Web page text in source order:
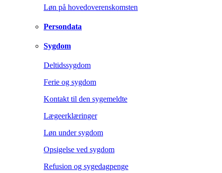
Løn på hovedoverenskomsten
Persondata
Sygdom
Deltidssygdom
Ferie og sygdom
Kontakt til den sygemeldte
Lægeerklæringer
Løn under sygdom
Opsigelse ved sygdom
Refusion og sygedagpenge